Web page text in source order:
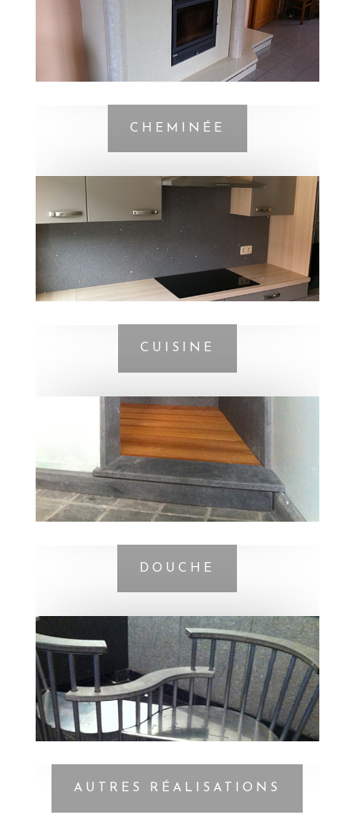
CHEMINÉE
CUISINE
DOUCHE
AUTRES RÉALISATIONS